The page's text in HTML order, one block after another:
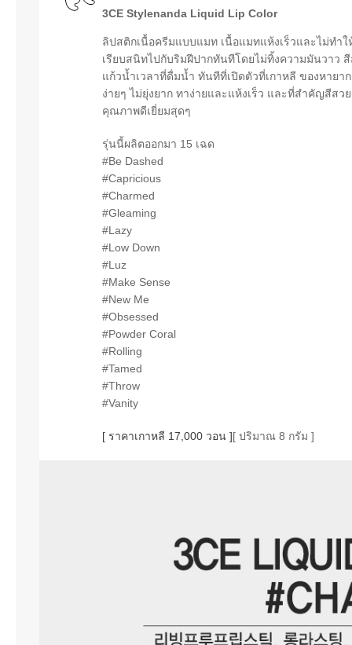
3CE Stylenanda Liquid Lip Color
ลิปสติกเนื้อครีมแบบแมท เนื้อแมทแห้งเร็วและไม่ทำ
เรียบสนิทไปกับริมฝีปากทันทีโดยไม่ทิ้งความมันวาว
แก้วน้ำเวลาที่ดื่มน้ำ ทันทีที่เปิดตัวที่เกาหลี ของหาย
ง่ายๆ ไม่ยุ่งยาก ทาง่ายและแห้งเร็ว และที่สำคัญสีส
คุณภาพดีเยี่ยมสุดๆ
รุ่นนี้ผลิตออกมา 15 เฉด
#Be Dashed
#Capricious
#Charmed
#Gleaming
#Lazy
#Low Down
#Luz
#Make Sense
#New Me
#Obsessed
#Powder Coral
#Rolling
#Tamed
#Throw
#Vanity
[ ราคาเกาหลี 17,000 วอน ][ ปริมาณ 8 กรัม ]